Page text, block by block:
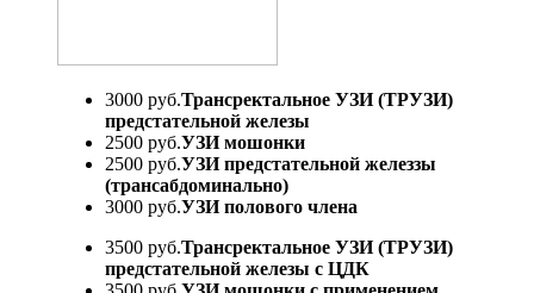
3000 руб.Трансректальное УЗИ (ТРУЗИ)
предстательной железы
2500 руб.УЗИ мошонки
2500 руб.УЗИ предстательной железзы
(трансабдоминально)
3000 руб.УЗИ полового члена
3500 руб.Трансректальное УЗИ (ТРУЗИ)
предстательной железы с ЦДК